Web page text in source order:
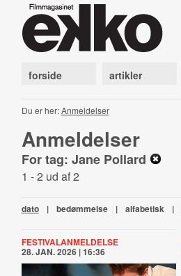
forside artikler
Du er her:Anmeldelser
Anmeldelser
For tag: Jane Pollard
1 - 2 ud af 2
dato | bedømmelse | alfabetisk |
FESTIVALANMELDELSE
28. JAN. 2026 | 16:36